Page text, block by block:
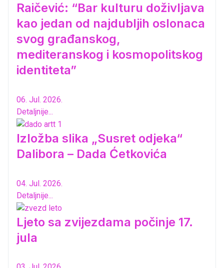
Raičević: “Bar kulturu doživljava
kao jedan od najdubljih oslonaca
svog građanskog,
mediteranskog i kosmopolitskog
identiteta”
06. Jul. 2026.
Detaljnije...
Izložba slika „Susret odjeka“
Dalibora – Dada Ćetkovića
04. Jul. 2026.
Detaljnije...
Ljeto sa zvijezdama počinje 17.
jula